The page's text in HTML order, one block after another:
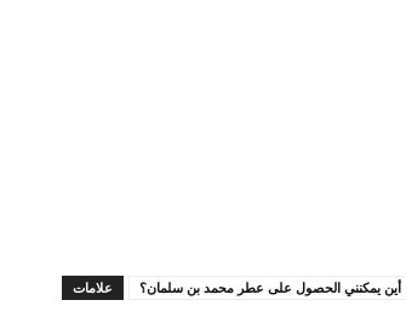
علامات أين يمكنني الحصول على عطر محمد بن سلمان؟